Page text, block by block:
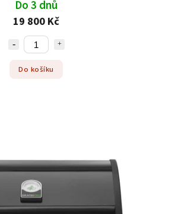
Do 3 dnů
19 800 Kč
Do košíku